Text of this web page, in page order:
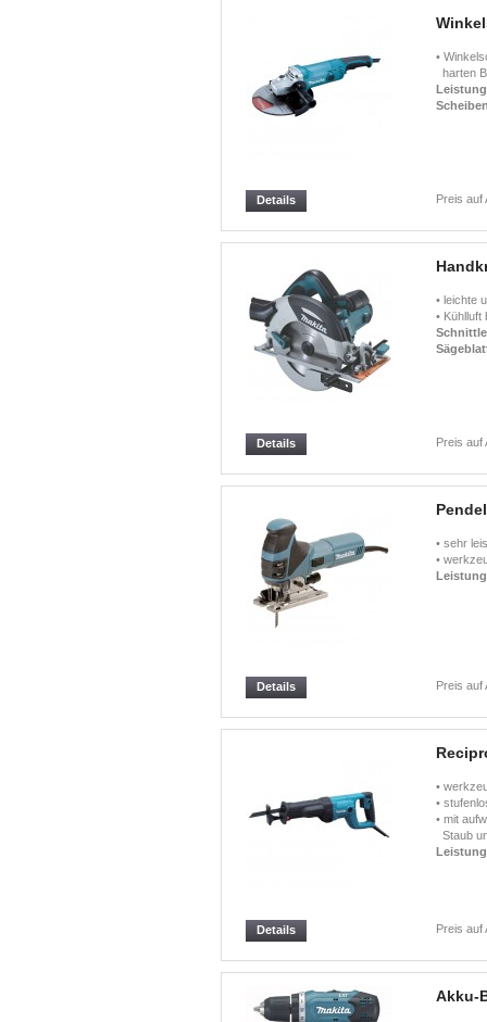
•
harten
Preis auf
Details
• leichte
• Kühlluft
Preis auf
Details
• sehr
•
Preis auf
Details
•
•
• mit
Staub
Preis auf
Details
Akku-